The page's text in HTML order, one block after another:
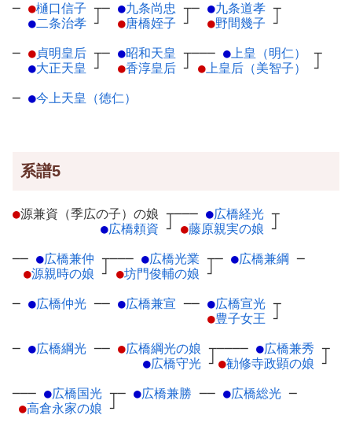
─ ●樋口信子 ┬
●二条治孝 ┘
─ ●九条尚忠 ┬
●唐橋姪子 ┘
─ ●九条道孝 ┬
●野間幾子 ┘
─ ●貞明皇后 ┬
●大正天皇 ┘
─ ●昭和天皇 ┬
●香淳皇后 ┘
─── ●上皇（明仁）
┬
●上皇后（美智子） ┘
─ ●今上天皇（徳仁）
系譜5
●源兼資（季広の子）の娘 ┬
●広橋頼資 ┘
─── ●広橋経光 ┬
●藤原親実の娘 ┘
── ●広橋兼仲 ┬
●源親時の娘 ┘
─── ●広橋光業 ┬
●坊門俊輔の娘 ┘
─ ●広橋兼綱 ─
─ ●広橋仲光 ── ●広橋兼宣 ── ●広橋宣光 ┬
●豊子女王 ┘
─ ●広橋綱光 ── ●広橋綱光の娘 ┬
●広橋守光 ┘
──── ●広橋兼秀 ┬
●勧修寺政顕の娘 ┘
─── ●広橋国光 ┬
●高倉永家の娘 ┘
─ ●広橋兼勝 ── ●広橋総光 ─